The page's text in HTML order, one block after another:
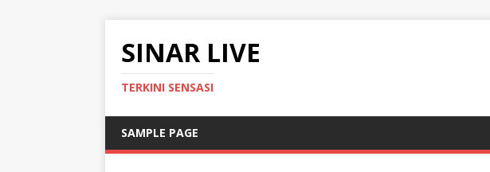
SINAR LIVE
TERKINI SENSASI
SAMPLE PAGE